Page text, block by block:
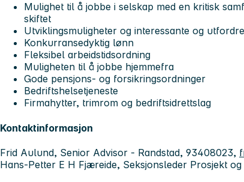
Mulighet til å jobbe i selskap med en kritisk
skiftet
Utviklingsmuligheter og interessante og
Konkurransedyktig lønn
Fleksibel arbeidstidsordning
Muligheten til å jobbe hjemmefra
Gode pensjons- og forsikringsordninger
Bedriftshelsetjeneste
Firmahytter, trimrom og bedriftsidrettslag
Kontaktinformasjon
Frid Aulund, Senior Advisor - Randstad, 93408023,
Hans-Petter E H Fjæreide, Seksjonsleder Prosjekt